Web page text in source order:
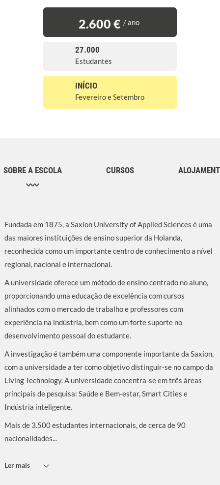
2.600 € / ano
27.000
Estudantes
INÍCIO
Fevereiro e Setembro
SOBRE A ESCOLA CURSOS
Fundada em 1875, a Saxion University of Applied Sciences é uma
das maiores instituições de ensino superior da Holanda,
reconhecida como um importante centro de conhecimento a nível
regional, nacional e internacional.
A universidade oferece um método de ensino centrado no aluno,
proporcionando uma educação de excelência com cursos
alinhados com o mercado de trabalho e professores com
experiência na indústria, bem como um forte suporte no
desenvolvimento pessoal do estudante.
A investigação é também uma componente importante da Saxion,
com a universidade a ter como objetivo distinguir-se no campo da
Living Technology. A universidade concentra-se em três áreas
principais de pesquisa: Saúde e Bem-estar, Smart Cities e
Indústria inteligente.
Mais de 3.500 estudantes internacionais, de cerca de 90
nacionalidades...
Ler mais